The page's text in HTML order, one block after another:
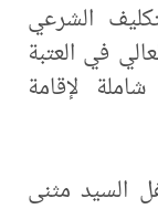
الشرعي
في العتبة
لإقامة
السيد مثنى